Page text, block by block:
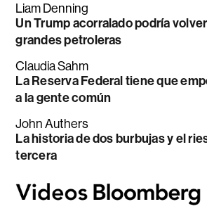
Liam Denning
Un Trump acorralado podría
grandes petroleras
Claudia Sahm
La Reserva Federal tiene que
a la gente común
John Authers
La historia de dos burbujas y el
tercera